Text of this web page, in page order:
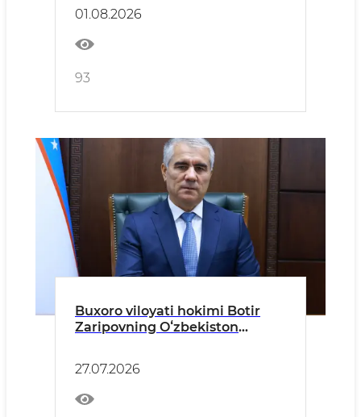
01.08.2026
93
Buxoro viloyati hokimi Botir
Zaripovning Oʻzbekiston
qarorlari hamda Vazirlar
Mahkamasi hujjatlari ijrosi
yuzasidan hisoboti
27.07.2026